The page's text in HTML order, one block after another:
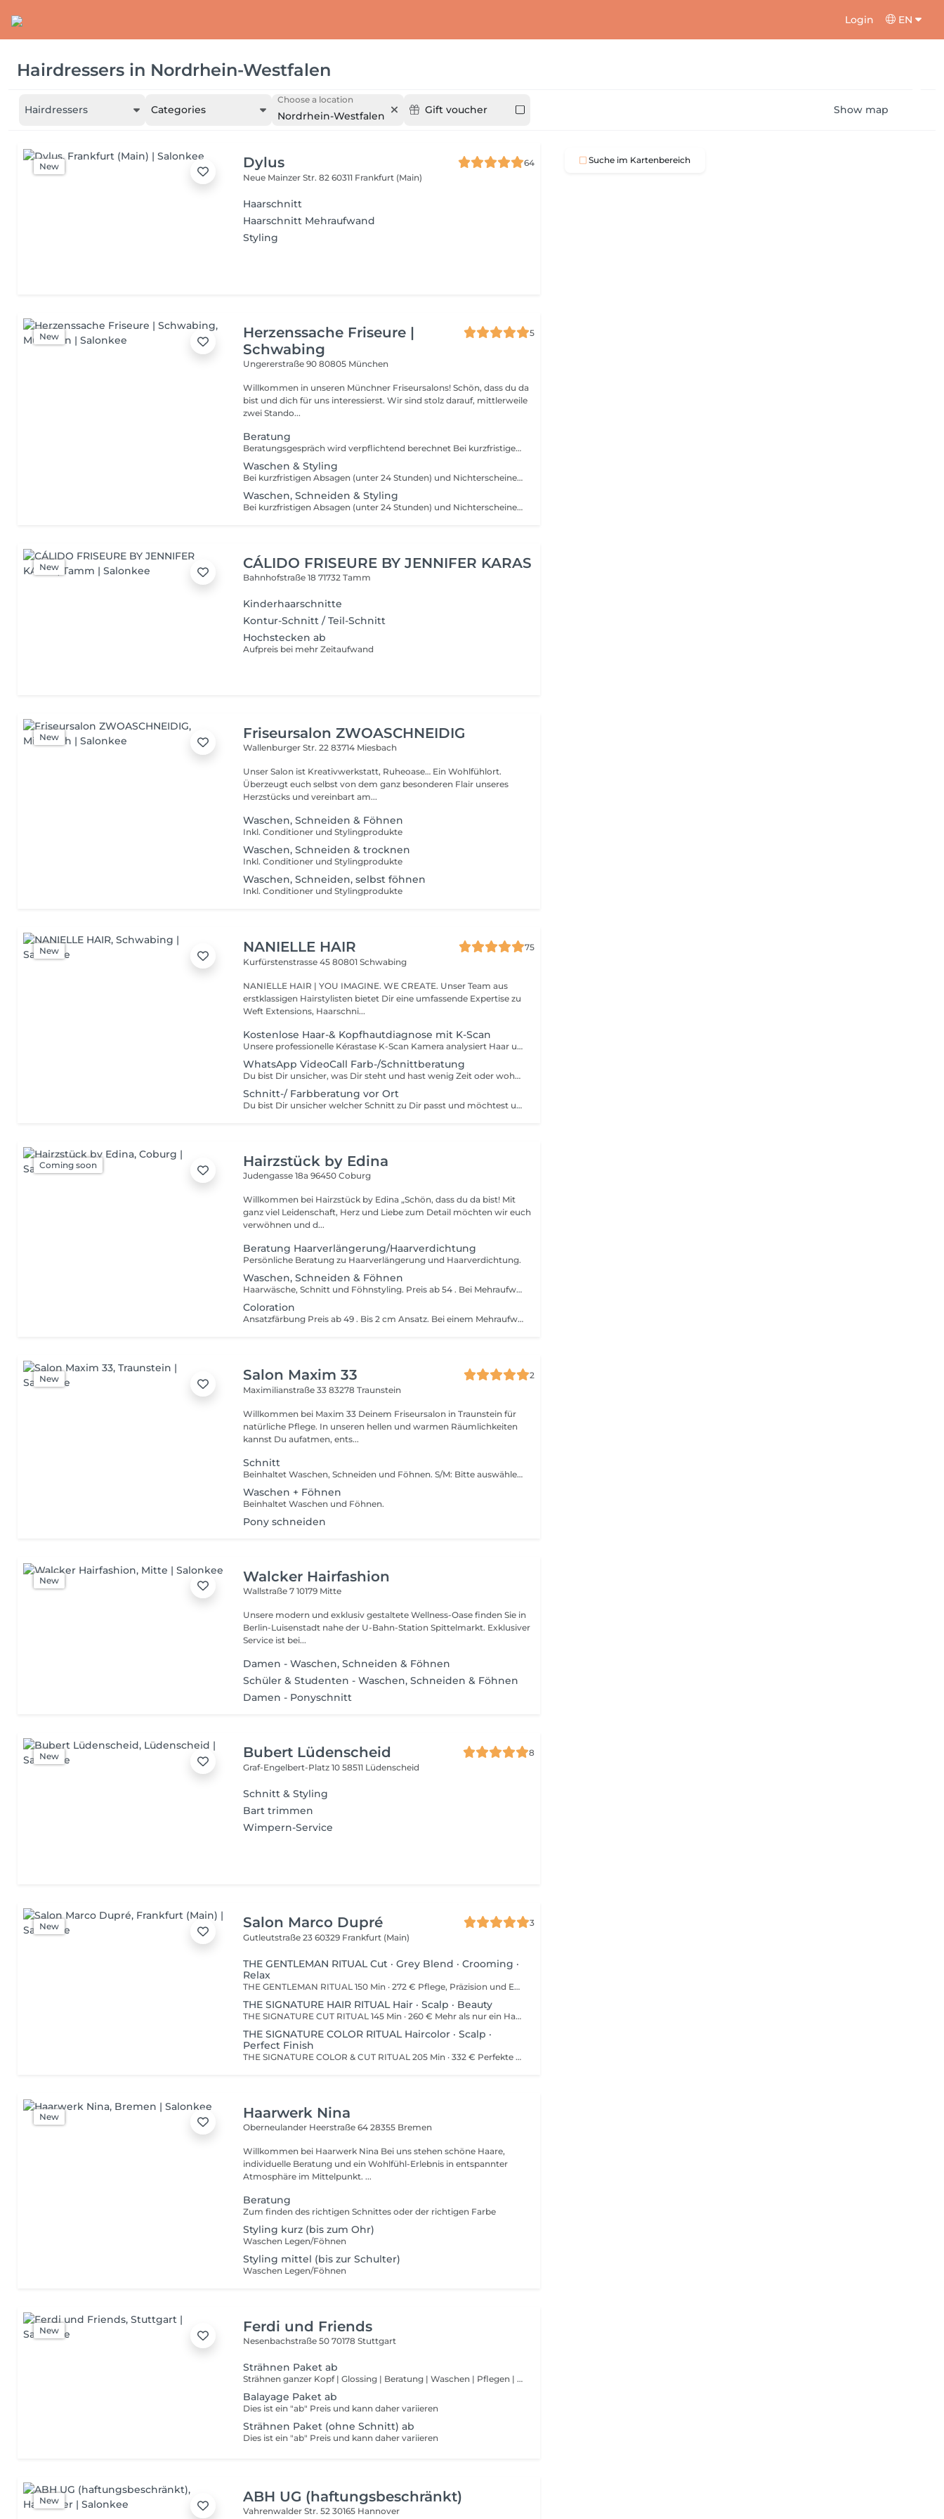
Login EN
Hairdressers in Nordrhein-Westfalen
Hairdressers Categories
Choose a location
Nordrhein-Westfalen Gift voucher Show map
New Dylus
64
Neue Mainzer Str. 8260311 Frankfurt (Main)
Haarschnitt
Haarschnitt Mehraufwand
Styling
New
Herzenssache Friseure |
Schwabing
5
Ungererstraße 9080805 München
Willkommen in unseren Münchner Friseursalons! Schön, dass du da
bist und dich für uns interessierst. Wir sind stolz darauf, mittlerweile
zwei Stando...
Beratung
Beratungsgespräch wird verpflichtend berechnet Bei kurzfristigen Absagen (unter 24 Stunden) und Nichterscheinen berechnen wir 50% des Dienstleistungspreises.
Waschen & Styling
Bei kurzfristigen Absagen (unter 24 Stunden) und Nichterscheinen berechnen wir 50% des Dienstleistungspreises.
Waschen, Schneiden & Styling
Bei kurzfristigen Absagen (unter 24 Stunden) und Nichterscheinen berechnen wir 50% des Dienstleistungspreises
New CÁLIDO FRISEURE BY JENNIFER KARAS
Bahnhofstraße 1871732 Tamm
Kinderhaarschnitte
Kontur-Schnitt / Teil-Schnitt
Hochstecken ab
Aufpreis bei mehr Zeitaufwand
New Friseursalon ZWOASCHNEIDIG
Wallenburger Str. 2283714 Miesbach
Unser Salon ist Kreativwerkstatt, Ruheoase… Ein Wohlfühlort.
Überzeugt euch selbst von dem ganz besonderen Flair unseres
Herzstücks und vereinbart am...
Waschen, Schneiden & Föhnen
Inkl. Conditioner und Stylingprodukte
Waschen, Schneiden & trocknen
Inkl. Conditioner und Stylingprodukte
Waschen, Schneiden, selbst föhnen
Inkl. Conditioner und Stylingprodukte
New NANIELLE HAIR
75
Kurfürstenstrasse 4580801 Schwabing
NANIELLE HAIR | YOU IMAGINE. WE CREATE. Unser Team aus
erstklassigen Hairstylisten bietet Dir eine umfassende Expertise zu
Weft Extensions, Haarschni...
Kostenlose Haar-& Kopfhautdiagnose mit K-Scan
Unsere professionelle Kérastase K-Scan Kamera analysiert Haar und Kopfhaut mit bis zu 100-facher Vergrößerung. So erkennen wir genau, was Dein Haar wirklich braucht. Buche jetzt Deine individuelle Haar- und Kopfhautanalyse und erhalte eine maßgeschneiderte Pflegeempfehlung, perfekt abgestimmt auf Deine Bedürfnisse.
WhatsApp VideoCall Farb-/Schnittberatung
Du bist Dir unsicher, was Dir steht und hast wenig Zeit oder wohnst nicht in der Nähe? Dann buche bequem Deine Online Beratung.
Schnitt-/ Farbberatung vor Ort
Du bist Dir unsicher welcher Schnitt zu Dir passt und möchtest uns erstmal kennenlernen? Dann buche Dich ein für ein kostenloses 15 minütiges Beratungsgespräch oder füge es zu Deiner Buchung hinzu, falls Du davon ausgehst dass die Beratung etwas länger bei Dir dauern könnte. ;-)
Coming soon Hairzstück by Edina
Judengasse 18a96450 Coburg
Willkommen bei Hairzstück by Edina „Schön, dass du da bist! Mit
ganz viel Leidenschaft, Herz und Liebe zum Detail möchten wir euch
verwöhnen und d...
Beratung Haarverlängerung/Haarverdichtung
Persönliche Beratung zu Haarverlängerung und Haarverdichtung.
Waschen, Schneiden & Föhnen
Haarwäsche, Schnitt und Föhnstyling. Preis ab 54 . Bei Mehraufwand behalten wir uns vor, den Preis entsprechend anzupassen.
Coloration
Ansatzfärbung Preis ab 49 . Bis 2 cm Ansatz. Bei einem Mehraufwand behalten wir uns vor, den Preis entsprechend anzupassen.
New Salon Maxim 33
2
Maximilianstraße 3383278 Traunstein
Willkommen bei Maxim 33 Deinem Friseursalon in Traunstein für
natürliche Pflege. In unseren hellen und warmen Räumlichkeiten
kannst Du aufatmen, ents...
Schnitt
Beinhaltet Waschen, Schneiden und Föhnen. S/M: Bitte auswählen bei feinem bis normalem Haar. L/XL: Bitte auswählen bei sehr vielen Haaren oder aufwändigem Haarschnitt.
Waschen + Föhnen
Beinhaltet Waschen und Föhnen.
Pony schneiden
New Walcker Hairfashion
Wallstraße 710179 Mitte
Unsere modern und exklusiv gestaltete Wellness-Oase finden Sie in
Berlin-Luisenstadt nahe der U-Bahn-Station Spittelmarkt. Exklusiver
Service ist bei...
Damen - Waschen, Schneiden & Föhnen
Schüler & Studenten - Waschen, Schneiden & Föhnen
Damen - Ponyschnitt
New Bubert Lüdenscheid
8
Graf-Engelbert-Platz 1058511 Lüdenscheid
Schnitt & Styling
Bart trimmen
Wimpern-Service
New Salon Marco Dupré
3
Gutleutstraße 2360329 Frankfurt (Main)
THE GENTLEMAN RITUAL Cut · Grey Blend · Crooming ·
Relax
THE GENTLEMAN RITUAL 150 Min · 272 € Pflege, Präzision und Entspannung – neu definiert. Ein exklusives Grooming-Erlebnis für Männer, die Wert auf Qualität und Wohlbefinden legen. Enthalten sind ein präziser Haarschnitt, Gray Shading, Bartpflege, Augenbrauenformung, eine entspannende Wellness-Kopfmassage sowie eine professionelle Kopfhautdiagnose – individuell auf Sie abgestimmt. Inklusive: Beratung · Haarschnitt · Gray Shading · Bartpflege · Augenbrauenformung · Wellness-Kopfmassage · Kopfhautdiagnose · Kopfhaut Detox Behandlung Hinweis: Die Haltbarkeit und Intensität einer Haarfarbe oder Tönung ist von individuellen Faktoren wie Haarstruktur, Haarvorgeschichte, Pflege und äußeren Einflüssen abhängig und kann daher nicht garantiert werden.
THE SIGNATURE HAIR RITUAL Hair · Scalp · Beauty
THE SIGNATURE CUT RITUAL 145 Min · 260 € Mehr als nur ein Haarschnitt – ein Moment nur für Dich. Dieses Erlebnis beinhaltet eine individuelle Beratung, eine entspannende Haarwäsche, eine Wellness-Kopfmassage, eine professionelle Kopfhautdiagnose, ein Intensiv-Treatment sowie einen präzisen Haarschnitt inklusive Föhnen und Styling. Für einen rundum gepflegten Look werden zusätzlich die Augenbrauen gezupft und gefärbt sowie die Wimpern gefärbt. Inklusive: Beratung · Haarwäsche · Wellness-Kopfmassage · Kopfhautdiagnose · Kopfhaut Detox Behandlung · Intensiv-Treatment · Haarschnitt · Föhnen & Styling · Augenbrauen formen & färben · Wimpern färben
THE SIGNATURE COLOR RITUAL Haircolor · Scalp ·
Perfect Finish
THE SIGNATURE COLOR & CUT RITUAL 205 Min · 332 € Perfekte Farbe. Perfekt abgestimmt. Dieses Erlebnis vereint eine individuell abgestimmte Global Coloration mit einem hochwertigen Verwöhnmoment. Enthalten sind eine persönliche Beratung, Haarfarbe in einer einheitlichen Koloration, Intensivpflege, Haarschnitt sowie professionelles Styling. Abgerundet wird Ihr Besuch durch Beauty-Details für einen harmonischen Gesamtlook. Inklusive: Beratung · Global Coloration · Haarwäsche · Wellness-Kopfmassage · Intensiv-Treatment · Haarschnitt · Föhnen & Styling · Augenbrauen formen & färben · Wimpern färben Hinweis: Die Haltbarkeit und Intensität einer Haarfarbe oder Tönung ist von individuellen Faktoren wie Haarstruktur, Haarvorgeschichte, Pflege und äußeren Einflüssen abhängig und kann daher nicht garantiert werden.
New Haarwerk Nina
Oberneulander Heerstraße 6428355 Bremen
Willkommen bei Haarwerk Nina Bei uns stehen schöne Haare,
individuelle Beratung und ein Wohlfühl-Erlebnis in entspannter
Atmosphäre im Mittelpunkt. ...
Beratung
Zum finden des richtigen Schnittes oder der richtigen Farbe
Styling kurz (bis zum Ohr)
Waschen Legen/Föhnen
Styling mittel (bis zur Schulter)
Waschen Legen/Föhnen
New Ferdi und Friends
Nesenbachstraße 5070178 Stuttgart
Strähnen Paket ab
Strähnen ganzer Kopf | Glossing | Beratung | Waschen | Pflegen | Schneiden | Styling Dies ist ein "ab" Preis und kann daher variieren
Balayage Paket ab
Dies ist ein "ab" Preis und kann daher variieren
Strähnen Paket (ohne Schnitt) ab
Dies ist ein "ab" Preis und kann daher variieren
New ABH UG (haftungsbeschränkt)
Vahrenwalder Str. 5230165 Hannover
Suche im Kartenbereich